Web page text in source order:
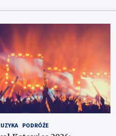
PODRÓŻE